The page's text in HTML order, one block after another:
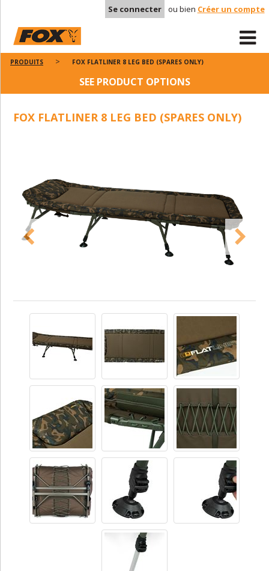
Se connecter ou bien Créer un compte
PRODUITS FOX FLATLINER 8 LEG BED (SPARES ONLY)
SEE PRODUCT OPTIONS
FOX FLATLINER 8 LEG BED (SPARES ONLY)